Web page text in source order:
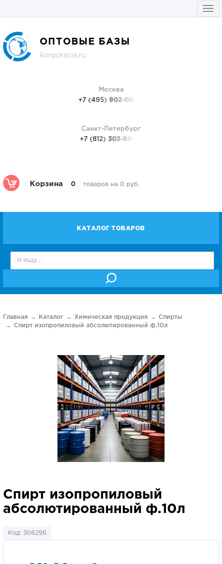
ОПТОВЫЕ БАЗЫ
korporacia.ru
Москва
+7 (495) 902-00-48
Санкт-Петербург
+7 (812) 303-90-48
Корзина 0 товаров на 0 руб.
КАТАЛОГ ТОВАРОВ
Главная Каталог Химическая продукция
Спирты
Спирт изопропиловый абсолютированный ф.10л
Спирт изопропиловый
абсолютированный ф.10л
Код: 306296